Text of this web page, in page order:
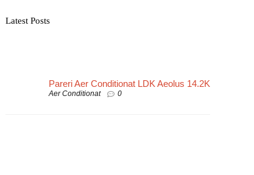
Latest Posts
Pareri Aer Conditionat LDK Aeolus 14.2K
Aer Conditionat 0